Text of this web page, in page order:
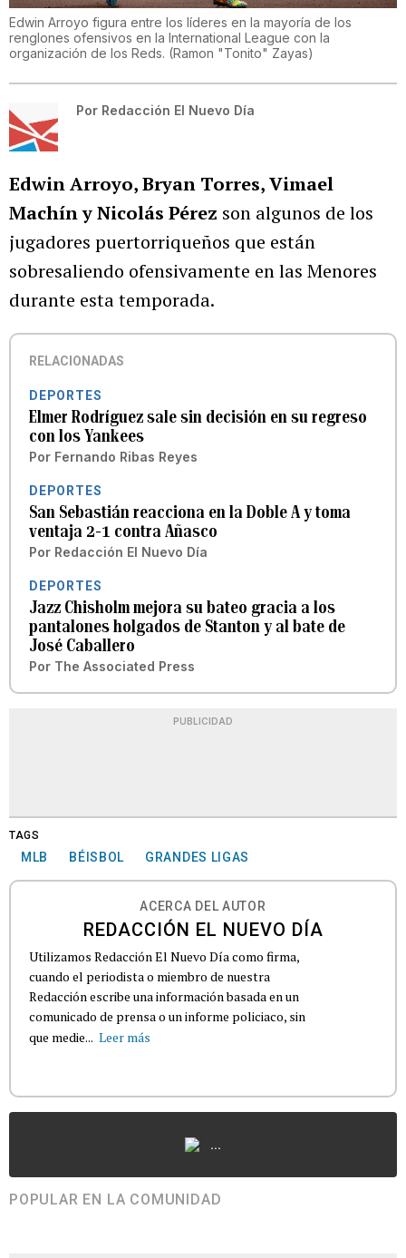
Edwin Arroyo figura entre los líderes en la mayoría de los
renglones ofensivos en la International League con la
organización de los Reds. (Ramon "Tonito" Zayas)
Por Redacción El Nuevo Día
Edwin Arroyo, Bryan Torres, Vimael
Machín y Nicolás Pérez son algunos de los
jugadores puertorriqueños que están
sobresaliendo ofensivamente en las Menores
durante esta temporada.
RELACIONADAS
DEPORTES
Elmer Rodríguez sale sin decisión en su regreso
con los Yankees
Por Fernando Ribas Reyes
DEPORTES
San Sebastián reacciona en la Doble A y toma
ventaja 2-1 contra Añasco
Por Redacción El Nuevo Día
DEPORTES
Jazz Chisholm mejora su bateo gracia a los
pantalones holgados de Stanton y al bate de
José Caballero
Por The Associated Press
PUBLICIDAD
TAGS
MLB BÉISBOL GRANDES LIGAS
ACERCA DEL AUTOR
REDACCIÓN EL NUEVO DÍA
Utilizamos Redacción El Nuevo Día como firma,
cuando el periodista o miembro de nuestra
Redacción escribe una información basada en un
comunicado de prensa o un informe policiaco, sin
que medie... Leer más
...
POPULAR EN LA COMUNIDAD